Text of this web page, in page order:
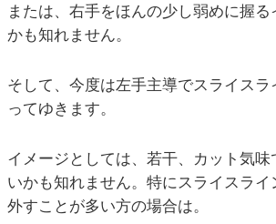
または、右手をほんの少し弱めに握
かも知れません。
そして、今度は左手主導でスライス
ってゆきます。
イメージとしては、若干、カット気味
いかも知れません。特にスライスライ
外すことが多い方の場合は。